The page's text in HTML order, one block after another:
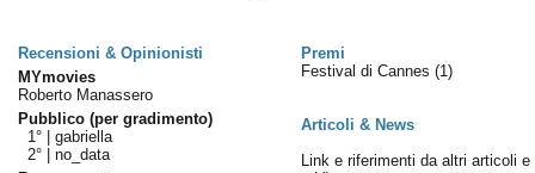
Recensioni & Opinionisti
Premi
MYmovies
Roberto Manassero
Pubblico (per gradimento)
1° | gabriella
2° | no_data
Festival di Cannes (1)
Articoli & News
Link e riferimenti da altri articoli e